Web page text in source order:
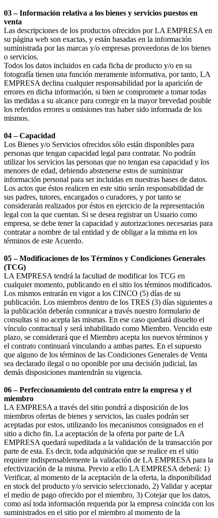
03 – Información relativa a los bienes y servicios puestos en
venta
Las descripciones de los productos ofrecidos por LA EMPRESA en
su página web son exactas, y están basadas en la información
suministrada por las marcas y/o empresas proveedoras de los bienes
o servicios.
Todos los datos incluidos en cada ficha de producto y/o en su
fotografía tienen una función meramente informativa, por tanto, LA
EMPRESA declina cualquier responsabilidad por la aparición de
errores en dicha información, si bien se compromete a tomar todas
las medidas a su alcance para corregir en la mayor brevedad posible
los referidos errores u omisiones tras haber sido informada de los
mismos.
04 – Capacidad
Los Bienes y/o Servicios ofrecidos sólo están disponibles para
personas que tengan capacidad legal para contratar. No podrán
utilizar los servicios las personas que no tengan esa capacidad y los
menores de edad, debiendo abstenerse estos de suministrar
información personal para ser incluidas en nuestras bases de datos.
Los actos que éstos realicen en este sitio serán responsabilidad de
sus padres, tutores, encargados o curadores, y por tanto se
considerarán realizados por éstos en ejercicio de la representación
legal con la que cuentan. Si se desea registrar un Usuario como
empresa, se debe tener la capacidad y autorizaciones necesarias para
contratar a nombre de tal entidad y de obligar a la misma en los
términos de este Acuerdo.
05 – Modificaciones de los Términos y Condiciones Generales
(TCG)
LA EMPRESA tendrá la facultad de modificar los TCG en
cualquier momento, publicando en el sitio los términos modificados.
Los mismos entrarán en vigor a los CINCO (5) días de su
publicación. Los miembros dentro de los TRES (3) días siguientes a
la publicación deberán comunicar a través nuestro formulario de
consultas si no acepta las mismas. En ese caso quedará disuelto el
vínculo contractual y será inhabilitado como Miembro. Vencido este
plazo, se considerará que el Miembro acepta los nuevos términos y
el contrato continuará vinculando a ambas partes. En el supuesto
que alguno de los términos de las Condiciones Generales de Venta
sea declarado ilegal o no oponible por una decisión judicial, las
demás disposiciones mantendrán su vigencia.
06 – Perfeccionamiento del contrato entre la empresa y el
miembro
LA EMPRESA a través del sitio pondrá a disposición de los
miembros ofertas de bienes y servicios, las cuales podrán ser
aceptadas por estos, utilizando los mecanismos consignados en el
sitio a dicho fin. La aceptación de la oferta por parte de LA
EMPRESA quedará supeditada a la validación de la transacción por
parte de esta. Es decir, toda adquisición que se realice en el sitio
requiere indispensablemente la validación de LA EMPRESA para la
efectivización de la misma. Previo a ello LA EMPRESA deberá: 1)
Verificar, al momento de la aceptación de la oferta, la disponibilidad
en stock del producto y/o servicio seleccionado, 2) Validar y aceptar
el medio de pago ofrecido por el miembro, 3) Cotejar que los datos,
como así toda información requerida por la empresa coincida con los
suministrados en el sitio por el miembro al momento de la